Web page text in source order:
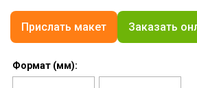
Прислать макет Заказать
Формат (мм):